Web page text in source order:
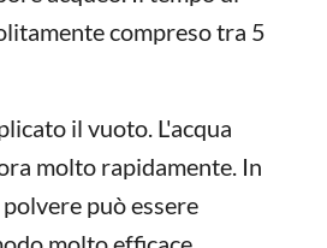
compreso tra 5
il vuoto. L'acqua
molto rapidamente. In
può essere